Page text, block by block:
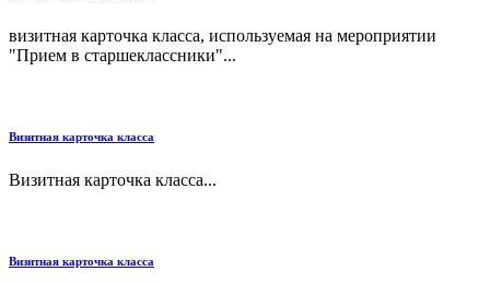
визитная карточка класса, используемая на мероприятии
"Прием в старшеклассники"...
Визитная карточка класса
Визитная карточка класса...
Визитная карточка класса